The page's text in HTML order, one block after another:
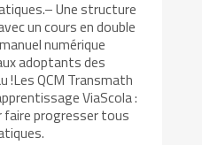
Une structure
un cours en double
numérique
adoptants des
!Les QCM Transmath
ViaScola :
faire progresser tous